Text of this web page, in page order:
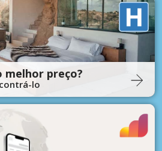
melhor preço?
lo